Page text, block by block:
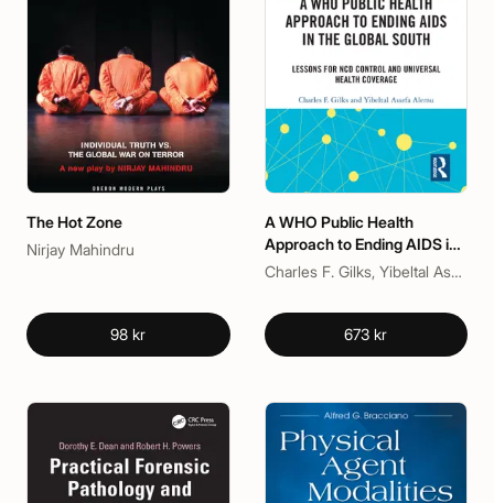
The Hot Zone
Nirjay Mahindru
98 kr
A WHO Public Health
Approach to Ending AIDS in
the Global South
Charles F. Gilks, Yibeltal Assefa Alemu
673 kr